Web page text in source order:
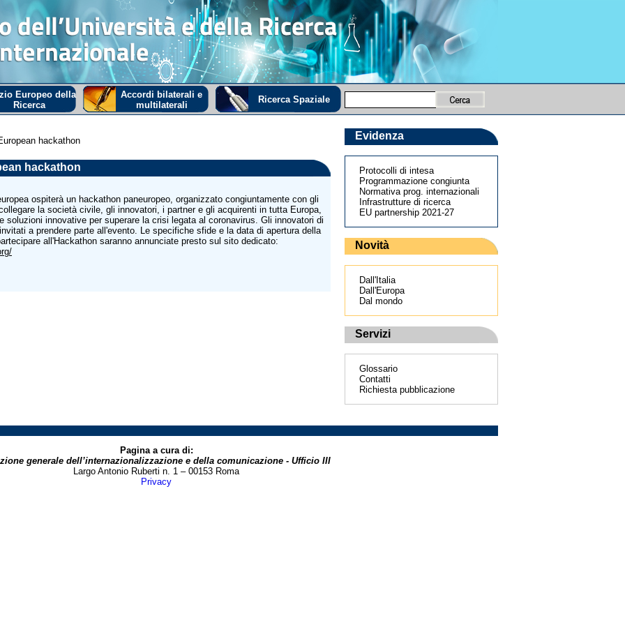
Europeo della
Ricerca
Accordi bilaterali e
multilaterali
Ricerca Spaziale
hackathon
hackathon
ospiterà un hackathon paneuropeo, organizzato congiuntamente con gli
la società civile, gli innovatori, i partner e gli acquirenti in tutta Europa,
soluzioni innovative per superare la crisi legata al coronavirus. Gli innovatori di
a prendere parte all'evento. Le specifiche sfide e la data di apertura della
all'Hackathon saranno annunciate presto sul sito dedicato:
Evidenza
Protocolli di intesa
Programmazione congiunta
Normativa prog. internazionali
Infrastrutture di ricerca
EU partnership 2021-27
Novità
Dall'Italia
Dall'Europa
Dal mondo
Servizi
Glossario
Contatti
Richiesta pubblicazione
Pagina a cura di:
generale dell’internazionalizzazione e della comunicazione - Ufficio III
Largo Antonio Ruberti n. 1 – 00153 Roma
Privacy